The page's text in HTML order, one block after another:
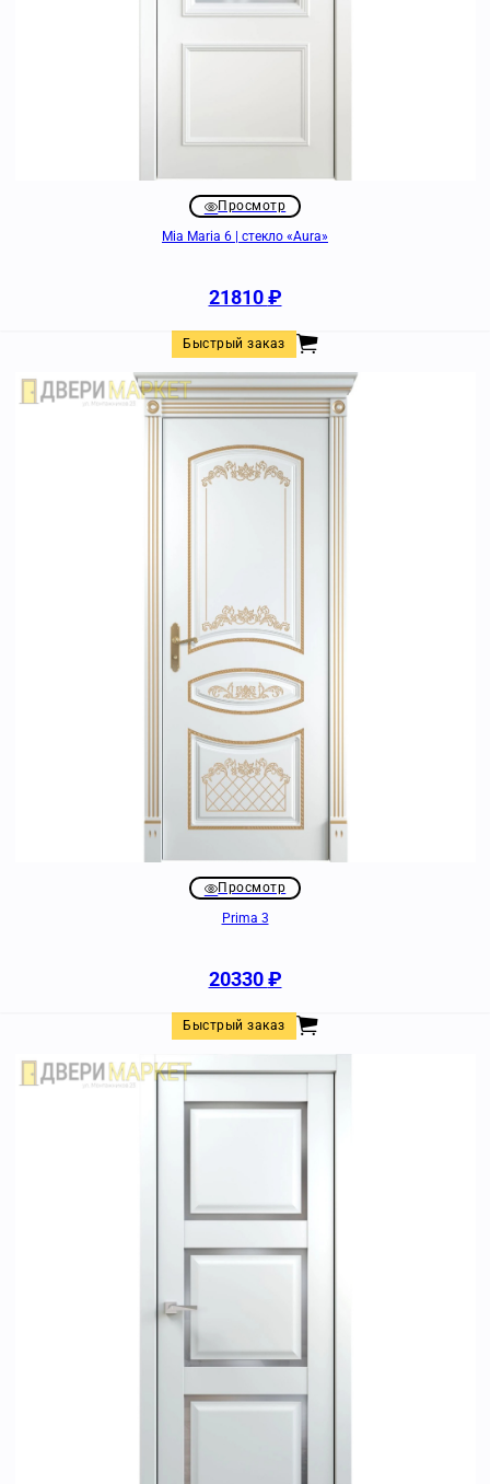
Просмотр
Mia Maria 6 | стекло «Aura»
21810₽
Быстрый заказ
Просмотр
Prima 3
20330₽
Быстрый заказ